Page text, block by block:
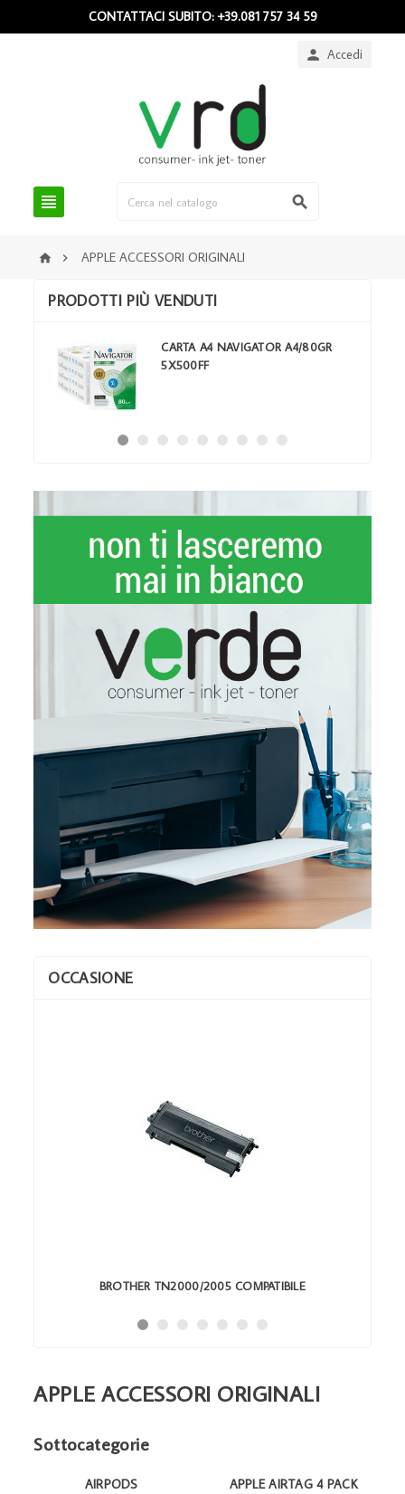
CONTATTACI SUBITO: +39.081 757 34 59
 Accedi
 
  APPLE ACCESSORI ORIGINALI
PRODOTTI PIÙ VENDUTI
CARTA A4 NAVIGATOR A4/80GR
5X500FF
OCCASIONE
BROTHER TN2000/2005 COMPATIBILE
APPLE ACCESSORI ORIGINALI
Sottocategorie
AIRPODS APPLE AIRTAG 4 PACK